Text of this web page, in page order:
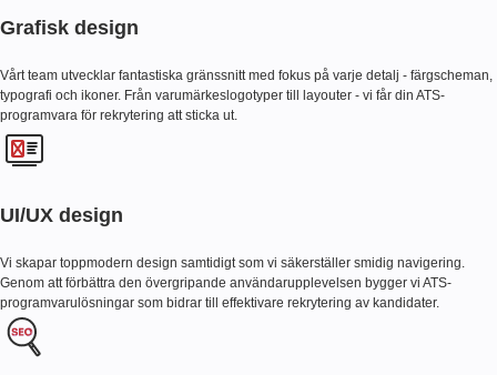
Grafisk design
Vårt team utvecklar fantastiska gränssnitt med fokus på varje detalj - färgscheman,
typografi och ikoner. Från varumärkeslogotyper till layouter - vi får din ATS-
programvara för rekrytering att sticka ut.
UI/UX design
Vi skapar toppmodern design samtidigt som vi säkerställer smidig navigering.
Genom att förbättra den övergripande användarupplevelsen bygger vi ATS-
programvarulösningar som bidrar till effektivare rekrytering av kandidater.